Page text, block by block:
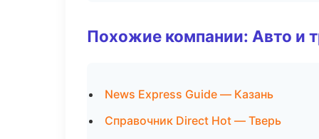
Похожие компании: Авто и
News Express Guide — Казань
Справочник Direct Hot — Тверь